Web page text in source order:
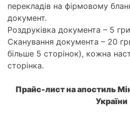
перекладів на фірмовому
документ.
Роздруківка документа – 5
Сканування документа – 20
більше 5 сторінок), кожна
сторінка.
Прайс-лист на апостиль
України